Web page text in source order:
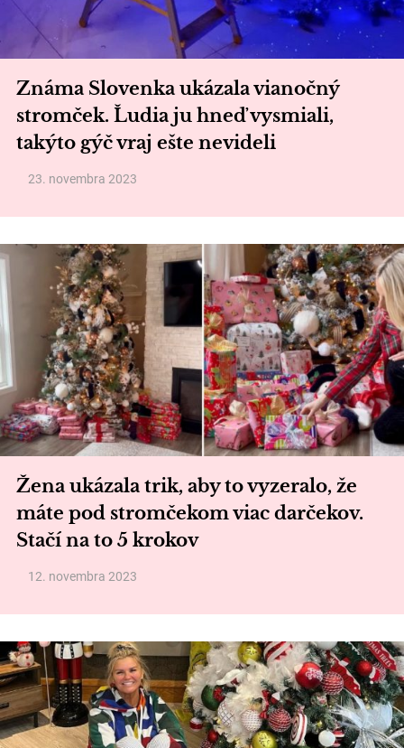
Známa Slovenka ukázala vianočný
stromček. Ľudia ju hneď vysmiali,
takýto gýč vraj ešte nevideli
23. novembra 2023
Žena ukázala trik, aby to vyzeralo, že
máte pod stromčekom viac darčekov.
Stačí na to 5 krokov
12. novembra 2023